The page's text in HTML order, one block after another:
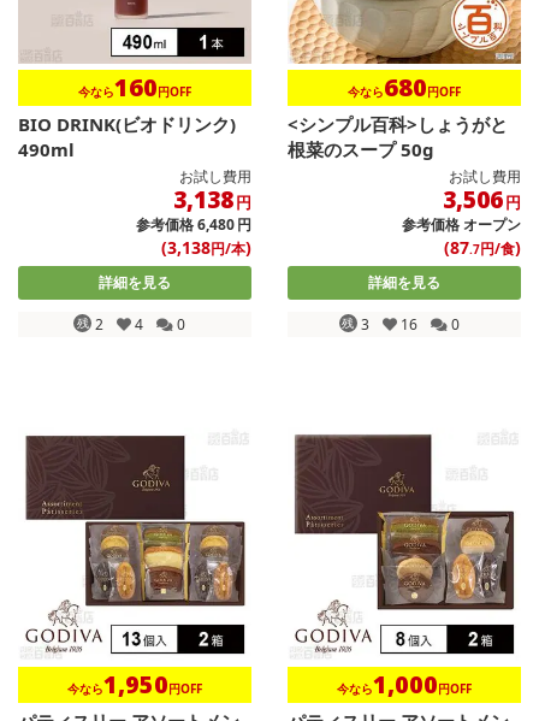
今なら160円OFF
BIO DRINK(ビオドリンク)
490ml
お試し費用
3,138円
参考価格6,480円
(3,138円/本)
詳細を見る
残 2 4 0
今なら680円OFF
<シンプル百科>しょうがと
根菜のスープ 50g
お試し費用
3,506円
参考価格オープン
(87.7円/食)
詳細を見る
残 3 16 0
今なら1,950円OFF 今なら1,000円OFF